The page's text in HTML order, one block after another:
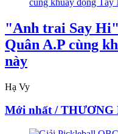
"Anh trai Say
Quân A.P cùng
này
Hạ Vy
Mới nhất / THƯƠNG